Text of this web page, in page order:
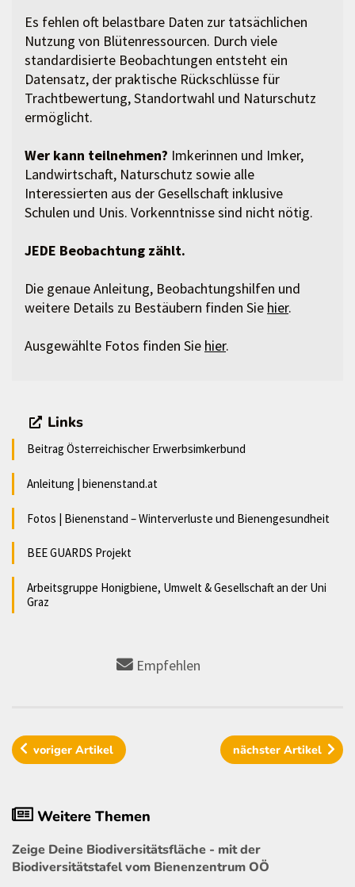
Es fehlen oft belastbare Daten zur tatsächlichen
Nutzung von Blütenressourcen. Durch viele
standardisierte Beobachtungen entsteht ein
Datensatz, der praktische Rückschlüsse für
Trachtbewertung, Standortwahl und Naturschutz
ermöglicht.
Wer kann teilnehmen? Imkerinnen und Imker,
Landwirtschaft, Naturschutz sowie alle
Interessierten aus der Gesellschaft inklusive
Schulen und Unis. Vorkenntnisse sind nicht nötig.
JEDE Beobachtung zählt.
Die genaue Anleitung, Beobachtungshilfen und
weitere Details zu Bestäubern finden Sie hier.
Ausgewählte Fotos finden Sie hier.
Links
Beitrag Österreichischer Erwerbsimkerbund
Anleitung | bienenstand.at
Fotos | Bienenstand – Winterverluste und Bienengesundheit
BEE GUARDS Projekt
Arbeitsgruppe Honigbiene, Umwelt & Gesellschaft an der Uni
Graz
Empfehlen
vorigerArtikel nächster Artikel
Weitere Themen
Zeige Deine Biodiversitätsfläche - mit der
Biodiversitätstafel vom Bienenzentrum OÖ